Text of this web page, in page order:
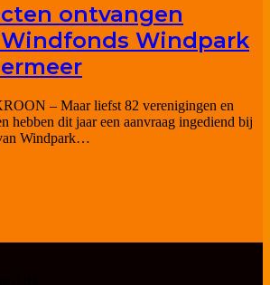
ontvangen
Windpark
– Maar liefst 82 verenigingen en
hebben dit jaar een aanvraag ingediend bij
Windpark…